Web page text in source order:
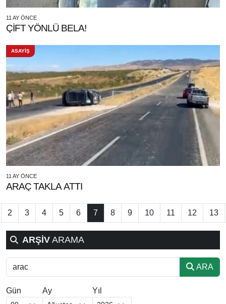
11 AY ÖNCE
ÇİFT YÖNLÜ BELA!
ASAYİŞ
11 AY ÖNCE
ARAÇ TAKLA ATTI
2 3 4 5 6 7 8 9 10 11 12 13
ARŞİV ARAMA
ARA
Gün Ay Yıl